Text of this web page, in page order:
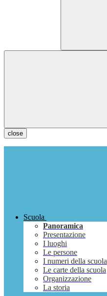
close
Scuola
Panoramica
Presentazione
I luoghi
Le persone
I numeri della scuola
Le carte della scuola
Organizzazione
La storia